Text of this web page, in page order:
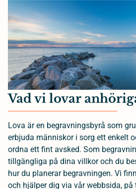
Vad vi lovar
Lova är en begravningsbyrå som
erbjuda människor i sorg ett enkelt
ordna ett fint avsked. Som
tillgängliga på dina villkor och du
hur du planerar begravningen. Vi
och hjälper dig via vår webbsida, på